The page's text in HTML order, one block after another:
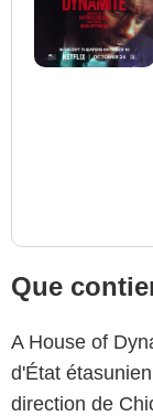
Que
A House of
d'État
direction de